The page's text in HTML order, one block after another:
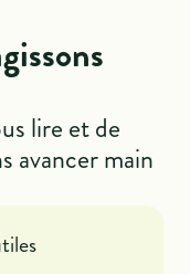
lire et de
avancer main